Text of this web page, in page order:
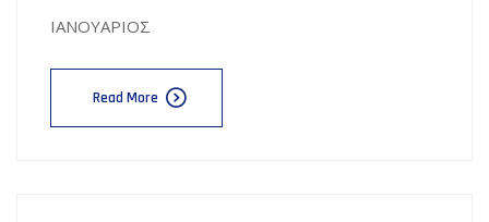
ΙΑΝΟΥΑΡΙΟΣ
Read More